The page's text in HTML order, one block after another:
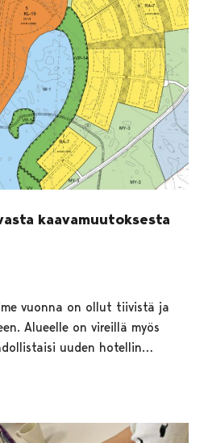
kaavamuutoksesta
vuonna on ollut tiivistä ja
Alueelle on vireillä myös
uuden hotellin…